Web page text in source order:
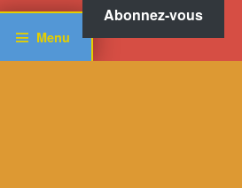
Menu
Abonnez-vous